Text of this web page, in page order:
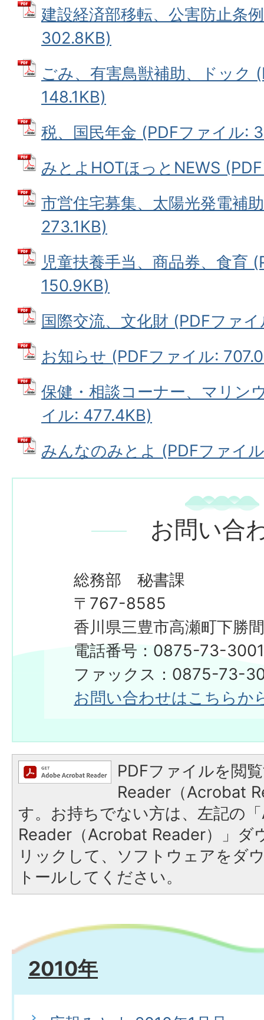
建設経済部移転、公害防止条
302.8KB)
ごみ、有害鳥獣補助、ドック
148.1KB)
税、国民年金 (PDFファイル:
みとよHOTほっとNEWS
市営住宅募集、太陽光発電補
273.1KB)
児童扶養手当、商品券、食育
150.9KB)
国際交流、文化財 (PDFファ
お知らせ (PDFファイル:
保健・相談コーナー、マリン
イル: 477.4KB)
みんなのみとよ (PDFファイ
お問い合
総務部 秘書課
〒767-8585
香川県三豊市高瀬町下勝
電話番号：0875-73-
ファックス：0875-73-
お問い合わせはこちらか
PDFファイルを閲
Reader（Acrobat
す。お持ちでない方は、左記の
Reader（Acrobat Reader）」ダ
リックして、ソフトウェアをダ
トールしてください。
2010年